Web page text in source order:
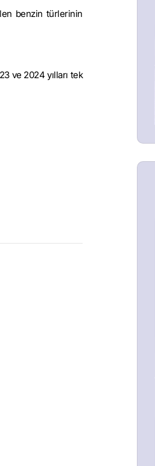
benzin türlerinin
ve 2024 yılları tek